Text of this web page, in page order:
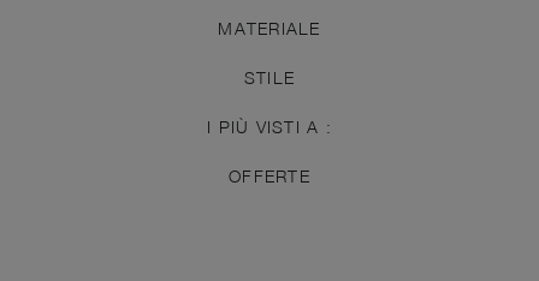
MATERIALE
STILE
I PIÙ VISTI A :
OFFERTE